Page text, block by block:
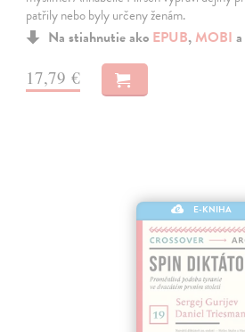
patřily nebo byly určeny ženám.
Na stiahnutie ako EPUB, MOBI a
17,79 €
E-KNIHA